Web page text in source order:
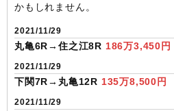
かもしれません。
2021/11/29
丸亀6R→住之江8R 186万3,450円
2021/11/29
下関7R→丸亀12R 135万8,500円
2021/11/29